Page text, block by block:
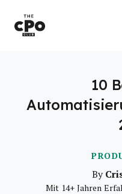
10
By
Mit 14+ Jahren